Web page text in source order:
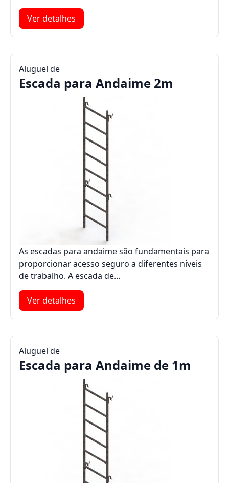
Ver detalhes
Aluguel de
Escada para Andaime 2m
As escadas para andaime são fundamentais para
proporcionar acesso seguro a diferentes níveis
de trabalho. A escada de…
Ver detalhes
Aluguel de
Escada para Andaime de 1m